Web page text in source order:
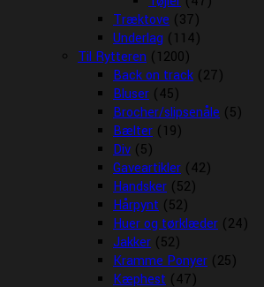
Træktove (37)
Underlag (114)
Til Rytteren (1200)
Back on track (27)
Bluser (45)
Brocher/slipsenåle (5)
Bælter (19)
Div (5)
Gaveartikler (42)
Handsker (52)
Hårpynt (52)
Huer og tørklæder (24)
Jakker (52)
Kramme Ponyer (25)
Kæphest (47)